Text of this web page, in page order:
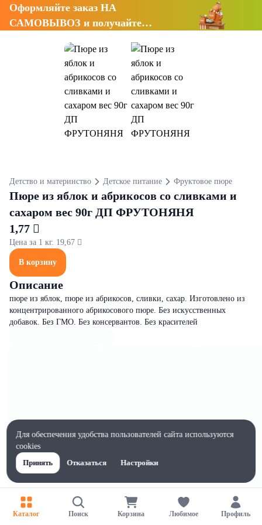
Оформляйте заказ НА
САМОВЫВОЗ и получайте
Детство и материнство Детское питание Фруктовое пюре
Пюре из яблок и абрикосов со сливками и
сахаром вес 90г ДП ФРУТОНЯНЯ
1,77 
Цена за 1 кг. 19,67 
В корзину
Описание
пюре из яблок, пюре из абрикосов, сливки, сахар. Изготовлено из
концентрированного абрикосового пюре. Без искусственных
добавок. Без ГМО. Без консервантов. Без красителей
Каталог Поиск Корзина Любимое Профиль
Для обеспечения удобства пользователей сайта используются
cookies
Принять
Отказаться Настройки